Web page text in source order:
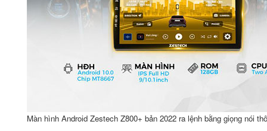
Màn hình Android Zestech Z800+ bản 2022 ra lệnh bằng giọng nói